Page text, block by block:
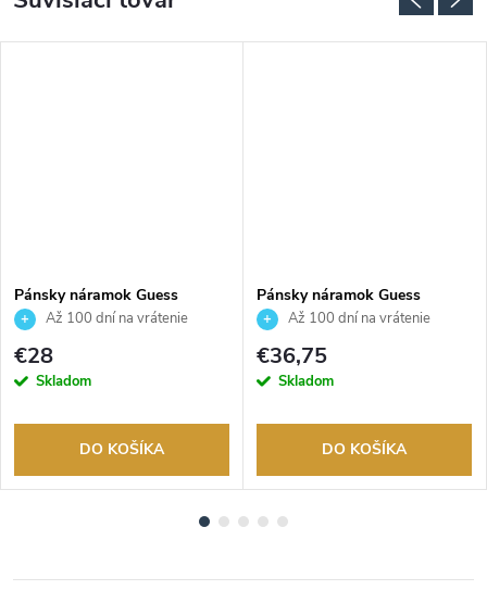
Pánsky náramok Guess
JUMB01310JWYGT
Až 100 dní na vrátenie
tovaru. Autorizovaný predajca.
€28
Skladom
DO KOŠÍKA
Pánsky náramok Guess
JUMB01303JWYGT/U
Až 100 dní na vrátenie
tovaru. Autorizovaný predajca.
€36,75
Skladom
DO KOŠÍKA